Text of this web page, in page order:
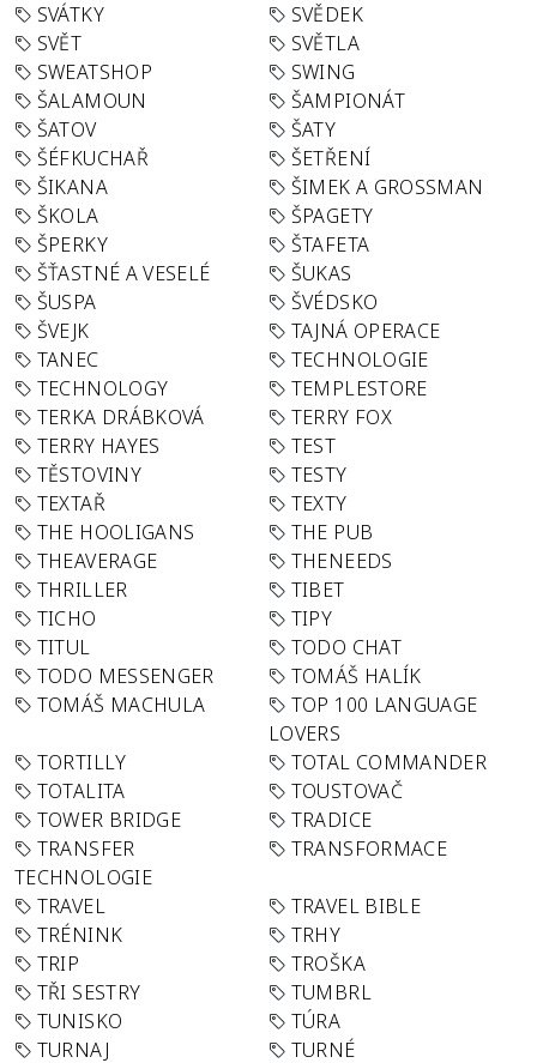
SVÁTKY
SVĚDEK
SVĚT
SVĚTLA
SWEATSHOP
SWING
ŠALAMOUN
ŠAMPIONÁT
ŠATOV
ŠATY
ŠÉFKUCHAŘ
ŠETŘENÍ
ŠIKANA
ŠIMEK A GROSSMAN
ŠKOLA
ŠPAGETY
ŠPERKY
ŠTAFETA
ŠŤASTNÉ A VESELÉ
ŠUKAS
ŠUSPA
ŠVÉDSKO
ŠVEJK
TAJNÁ OPERACE
TANEC
TECHNOLOGIE
TECHNOLOGY
TEMPLESTORE
TERKA DRÁBKOVÁ
TERRY FOX
TERRY HAYES
TEST
TĚSTOVINY
TESTY
TEXTAŘ
TEXTY
THE HOOLIGANS
THE PUB
THEAVERAGE
THENEEDS
THRILLER
TIBET
TICHO
TIPY
TITUL
TODO CHAT
TODO MESSENGER
TOMÁŠ HALÍK
TOMÁŠ MACHULA
TOP 100 LANGUAGE
LOVERS
TORTILLY
TOTAL COMMANDER
TOTALITA
TOUSTOVAČ
TOWER BRIDGE
TRADICE
TRANSFER
TECHNOLOGIE
TRANSFORMACE
TRAVEL
TRAVEL BIBLE
TRÉNINK
TRHY
TRIP
TROŠKA
TŘI SESTRY
TUMBRL
TUNISKO
TÚRA
TURNAJ
TURNÉ